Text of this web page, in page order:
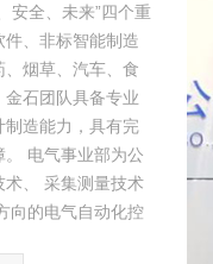
安全、未来”四个重
件、非标智能制造
烟草、汽车、食
石团队具备专业
制造能力，具有完
电气事业部为公
、 采集测量技术
向的电气自动化控